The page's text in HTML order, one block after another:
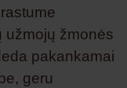
užmojų žmonės
pakankamai
geru